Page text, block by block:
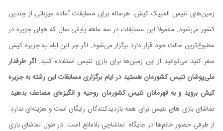
زمین‌های تنیس المپیک کیش، هرساله برای مسابقات آماده میزبانی از چندین
کشور می‌شود. معمولاً این مسابقات در سه ماهه پایانی سال که هوای جزیره در
مطبوع‌ترین حالت خود قرار دارد برگزار می‌شود. اگر جز این ایام به جزیره کیش
سفر کنید می‌توانید از این زمین‌ها برای بازی تنیس استفاده کنید.اگر طرفدار
ملی‌پوشان تنیس کشورمان هستید در ایام برگزاری مسابقات این رشته به جزیره
کیش بروید و به قهرمانان تنیس کشورمان روحیه و انگیزه‌ای مضاعف بدهید.
تماشای بازی های تنیس برای همه بازدیدکنندگان رایگان است و هزینه‌ای ندارد.
از طرفی حضور خانم‌ها در جایگاه تماشاچی بلامانع است. در طول تماشای بازی